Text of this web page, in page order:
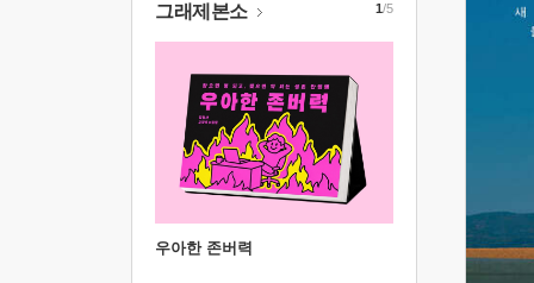
그래제본소
우아한 존버력
1/5